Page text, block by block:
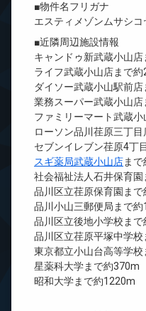
■物件名フリガナ
エスティメゾンムサシコ
■近隣周辺施設情報
キャンドゥ新武蔵小山
ライフ武蔵小山店まで
ダイソー武蔵小山駅前
業務スーパー武蔵小山
ファミリーマート武蔵
ローソン品川荏原三丁
セブンイレブン荏原4丁
スギ薬局武蔵小山店ま
社会福祉法人石井保育
品川区立荏原保育園ま
品川小山三郵便局まで約
品川区立後地小学校ま
品川区立荏原平塚中学
東京都立小山台高等学
星薬科大学まで約370m
昭和大学まで約1220m